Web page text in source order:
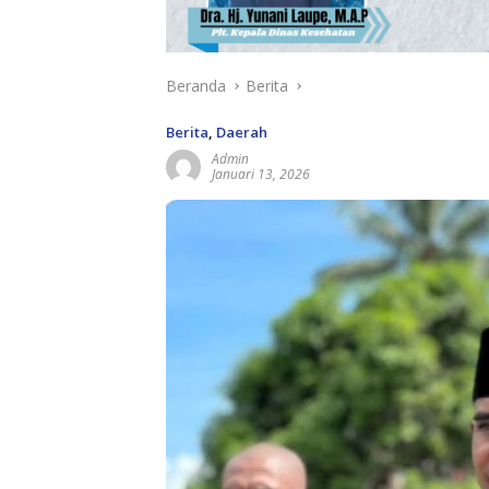
Beranda Berita
Berita, Daerah
Admin
Januari 13, 2026